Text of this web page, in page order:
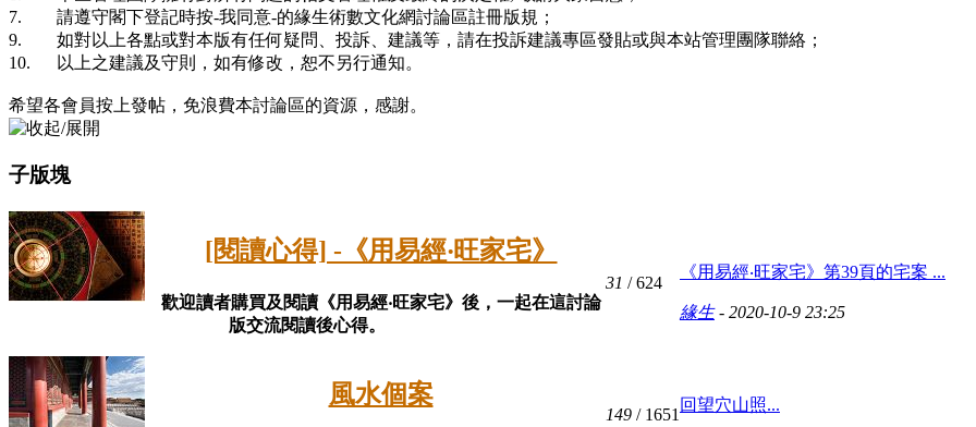
7. 請遵守閣下登記時按-我同意-的緣生術數文化網討論區註冊版規；
9. 如對以上各點或對本版有任何疑問、投訴、建議等，請在投訴建議專區發貼或與本站管理團隊聯絡；
10. 以上之建議及守則，如有修改，恕不另行通知。
希望各會員按上發帖，免浪費本討論區的資源，感謝。
子版塊
[閱讀心得] -《用易經‧旺家宅》
歡迎讀者購買及閱讀《用易經‧旺家宅》後，一起在這討論
版交流閱讀後心得。
31 / 624
《用易經‧旺家宅》第39頁的宅案 ...
緣生- 2020-10-9 23:25
風水個案
149 / 1651
回望穴山照...